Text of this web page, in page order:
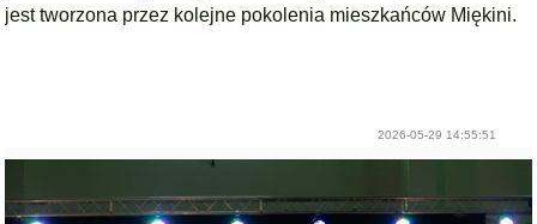
jest tworzona przez kolejne pokolenia mieszkańców Miękini.
2026-05-29 14:55:51